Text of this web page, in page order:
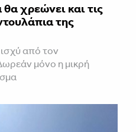
χρεώνει και τις
της
ισχύ από τον
μόνο η μικρή